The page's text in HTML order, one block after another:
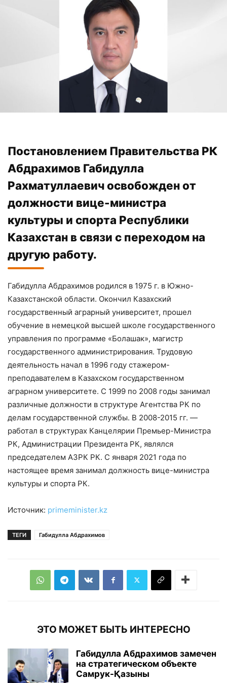
Постановлением Правительства РК
Абдрахимов Габидулла
Рахматуллаевич освобожден от
должности вице-министра
культуры и спорта Республики
Казахстан в связи с переходом на
другую работу.
Габидулла Абдрахимов родился в 1975 г. в Южно-
Казахстанской области. Окончил Казахский
государственный аграрный университет, прошел
обучение в немецкой высшей школе государственного
управления по программе «Болашак», магистр
государственного администрирования. Трудовую
деятельность начал в 1996 году стажером-
преподавателем в Казахском государственном
аграрном университете. С 1999 по 2008 годы занимал
различные должности в структуре Агентства РК по
делам государственной службы. В 2008-2015 гг. —
работал в структурах Канцелярии Премьер-Министра
РК, Администрации Президента РК, являлся
председателем АЗРК РК. С января 2021 года по
настоящее время занимал должность вице-министра
культуры и спорта РК.
Источник: primeminister.kz
ТЕГИ Габидулла Абдрахимов
ЭТО МОЖЕТ БЫТЬ ИНТЕРЕСНО
Габидулла Абдрахимов замечен
на стратегическом объекте
Самрук-Қазыны